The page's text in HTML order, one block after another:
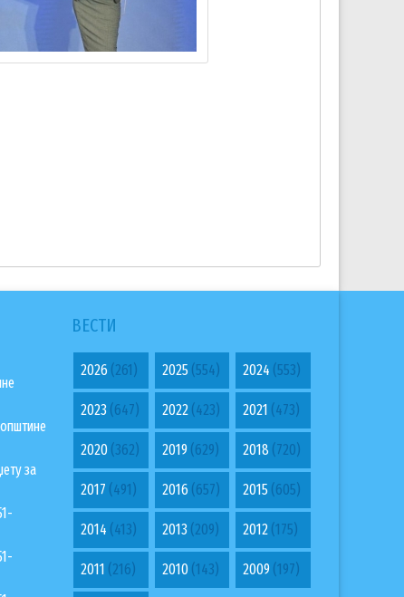
за
ВЕСТИ
2026 (261) 2025(554) 2024 (553)
2023 (647) 2022(423) 2021 (473)
2020 (362) 2019(629) 2018 (720)
2017 (491) 2016(657) 2015 (605)
2014 (413) 2013(209) 2012 (175)
2011 (216) 2010(143) 2009 (197)